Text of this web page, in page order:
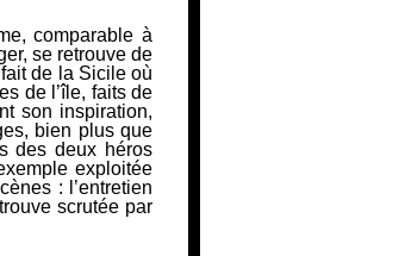
comparable à
se retrouve de
de la Sicile où
de l’île, faits de
son inspiration,
bien plus que
des deux héros
exploitée
: l’entretien
scrutée par